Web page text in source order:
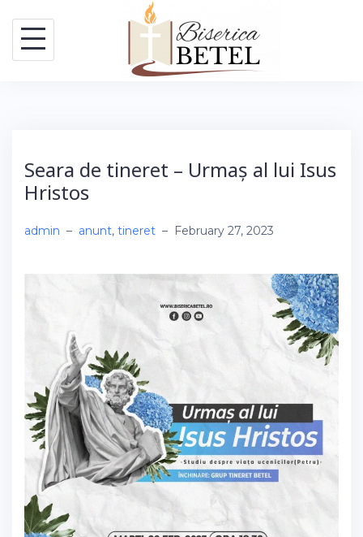
content
Seara de tineret – Urmaș al lui Isus
Hristos
admin – anunt, tineret – February 27, 2023